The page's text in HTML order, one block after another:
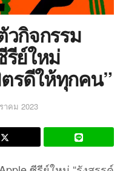
วกิจกรรม
รีย์ใหม่
รดีให้ทุกคน”
าคม 2023